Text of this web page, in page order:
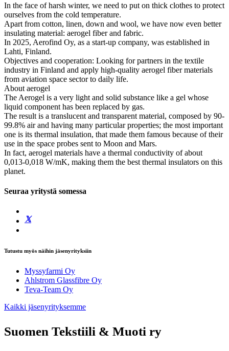
In the face of harsh winter, we need to put on thick clothes to protect
ourselves from the cold temperature.
Apart from cotton, linen, down and wool, we have now even better
insulating material: aerogel fiber and fabric.
In 2025, Aerofind Oy, as a start-up company, was established in
Lahti, Finland.
Objectives and cooperation: Looking for partners in the textile
industry in Finland and apply high-quality aerogel fiber materials
from aviation space sector to daily life.
About aerogel
The Aerogel is a very light and solid substance like a gel whose
liquid component has been replaced by gas.
The result is a translucent and transparent material, composed by 90-
99.8% air and having many particular properties; the most important
one is its thermal insulation, that made them famous because of their
use in the space probes sent to Moon and Mars.
In fact, aerogel materials have a thermal conductivity of about
0,013-0,018 W/mK, making them the best thermal insulators on this
planet.
Seuraa yritystä somessa
Tutustu myös näihin jäsenyrityksiin
Myssyfarmi Oy
Ahlstrom Glassfibre Oy
Teva-Team Oy
Kaikki jäsenyrityksemme
Suomen Tekstiili & Muoti ry